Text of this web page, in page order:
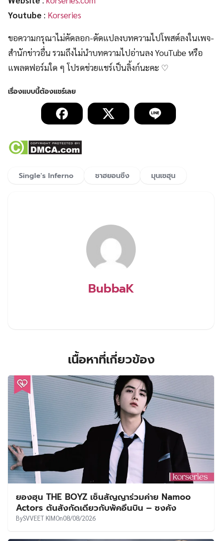
Youtube : Korseries
ขอความกรุณาไม่คัดลอก-ดัดแปลงบทความไปโพสต์ลงในเพจ-
สำนักข่าวอื่น รวมถึงไม่นำบทความไปอ่านลง YouTube หรือ
แพลตฟอร์มใด ๆ โปรดช่วยแชร์เป็นลิ้งก์นะคะ ♡
Single's Inferno ชาฮยอนซึง มุนเซฮุน
BubbaK
เนื้อหาที่เกี่ยวข้อง
ยองฮุน THE BOYZ เซ็นสัญญาร่วมค่าย Namoo
Actors ต้นสังกัดเดียวกับพัคอึนบิน – ซงคัง
BySVVEET KIMOn08/08/2026